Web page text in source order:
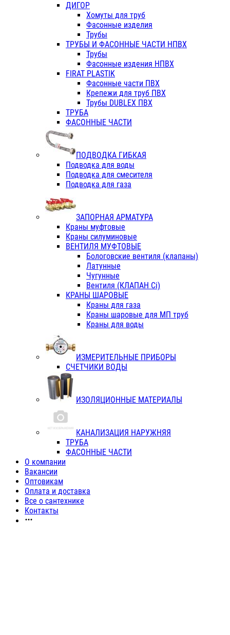
ДИГОР
Хомуты для труб
Фасонные изделия
Трубы
ТРУБЫ И ФАСОННЫЕ ЧАСТИ НПВХ
Трубы
Фасонные издения НПВХ
FIRAT PLASTIK
Фасонные части ПВХ
Крепежи для труб ПВХ
Трубы DUBLEX ПВХ
ТРУБА
ФАСОННЫЕ ЧАСТИ
ПОДВОДКА ГИБКАЯ
Подводка для воды
Подводка для смесителя
Подводка для газа
ЗАПОРНАЯ АРМАТУРА
Краны муфтовые
Краны силуминовые
ВЕНТИЛЯ МУФТОВЫЕ
Бологовские вентиля (клапаны)
Латунные
Чугунные
Вентиля (КЛАПАН Сi)
КРАНЫ ШАРОВЫЕ
Краны для газа
Краны шаровые для МП труб
Краны для воды
ИЗМЕРИТЕЛЬНЫЕ ПРИБОРЫ
СЧЕТЧИКИ ВОДЫ
ИЗОЛЯЦИОННЫЕ МАТЕРИАЛЫ
КАНАЛИЗАЦИЯ НАРУЖНЯЯ
ТРУБА
ФАСОННЫЕ ЧАСТИ
О компании
Вакансии
Оптовикам
Оплата и доставка
Все о сантехнике
Контакты